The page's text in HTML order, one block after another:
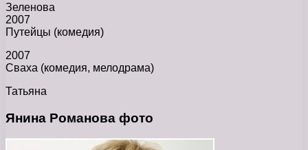
Зеленова
2007
Путейцы (комедия)
2007
Сваха (комедия, мелодрама)
Татьяна
Янина Романова фото